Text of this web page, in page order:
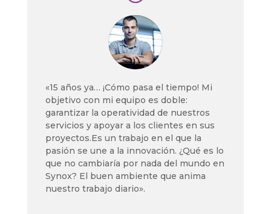
«15 años ya… ¡Cómo pasa el tiempo! Mi
objetivo con mi equipo es doble:
garantizar la operatividad de nuestros
servicios y apoyar a los clientes en sus
proyectos.Es un trabajo en el que la
pasión se une a la innovación. ¿Qué es lo
que no cambiaría por nada del mundo en
Synox? El buen ambiente que anima
nuestro trabajo diario».